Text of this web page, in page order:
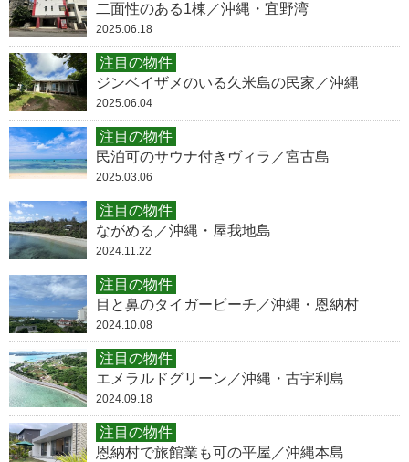
二面性のある1棟／沖縄・宜野湾
2025.06.18
注目の物件
ジンベイザメのいる久米島の民家／沖縄
2025.06.04
注目の物件
民泊可のサウナ付きヴィラ／宮古島
2025.03.06
注目の物件
ながめる／沖縄・屋我地島
2024.11.22
注目の物件
目と鼻のタイガービーチ／沖縄・恩納村
2024.10.08
注目の物件
エメラルドグリーン／沖縄・古宇利島
2024.09.18
注目の物件
恩納村で旅館業も可の平屋／沖縄本島